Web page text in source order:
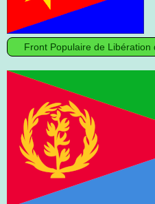
Front Populaire de Libération